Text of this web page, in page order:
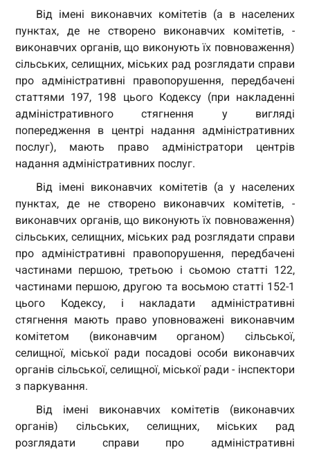
Від імені виконавчих комітетів (а в населених
пунктах, де не створено виконавчих комітетів, -
виконавчих органів, що виконують їх повноваження)
сільських, селищних, міських рад розглядати справи
про адміністративні правопорушення, передбачені
статтями 197, 198 цього Кодексу (при накладенні
адміністративного стягнення у вигляді
попередження в центрі надання адміністративних
послуг), мають право адміністратори центрів
надання адміністративних послуг.
Від імені виконавчих комітетів (а у населених
пунктах, де не створено виконавчих комітетів, -
виконавчих органів, що виконують їх повноваження)
сільських, селищних, міських рад розглядати справи
про адміністративні правопорушення, передбачені
частинами першою, третьою і сьомою статті 122,
частинами першою, другою та восьмою статті 152-1
цього Кодексу, і накладати адміністративні
стягнення мають право уповноважені виконавчим
комітетом (виконавчим органом) сільської,
селищної, міської ради посадові особи виконавчих
органів сільської, селищної, міської ради - інспектори
з паркування.
Від імені виконавчих комітетів (виконавчих
органів) сільських, селищних, міських рад
розглядати справи про адміністративні